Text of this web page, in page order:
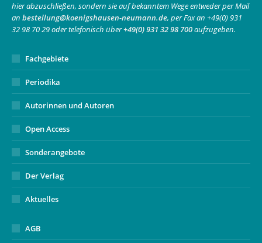
new
window
new
window
in
new
window
hier abzuschließen, sondern sie auf bekanntem Wege entweder per Mail
an bestellung@koenigshausen-neumann.de, per Fax an +49(0) 931
32 98 70 29 oder telefonisch über+49(0) 931 32 98 700aufzugeben.
Fachgebiete
Periodika
Autorinnen und Autoren
Open Access
Sonderangebote
Der Verlag
Aktuelles
AGB